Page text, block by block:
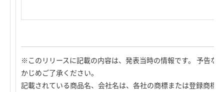
※このリリースに記載の内容は、発表当時の情報です。 予告な
かじめご了承ください。
記載されている商品名、会社名は、各社の商標または登録商標